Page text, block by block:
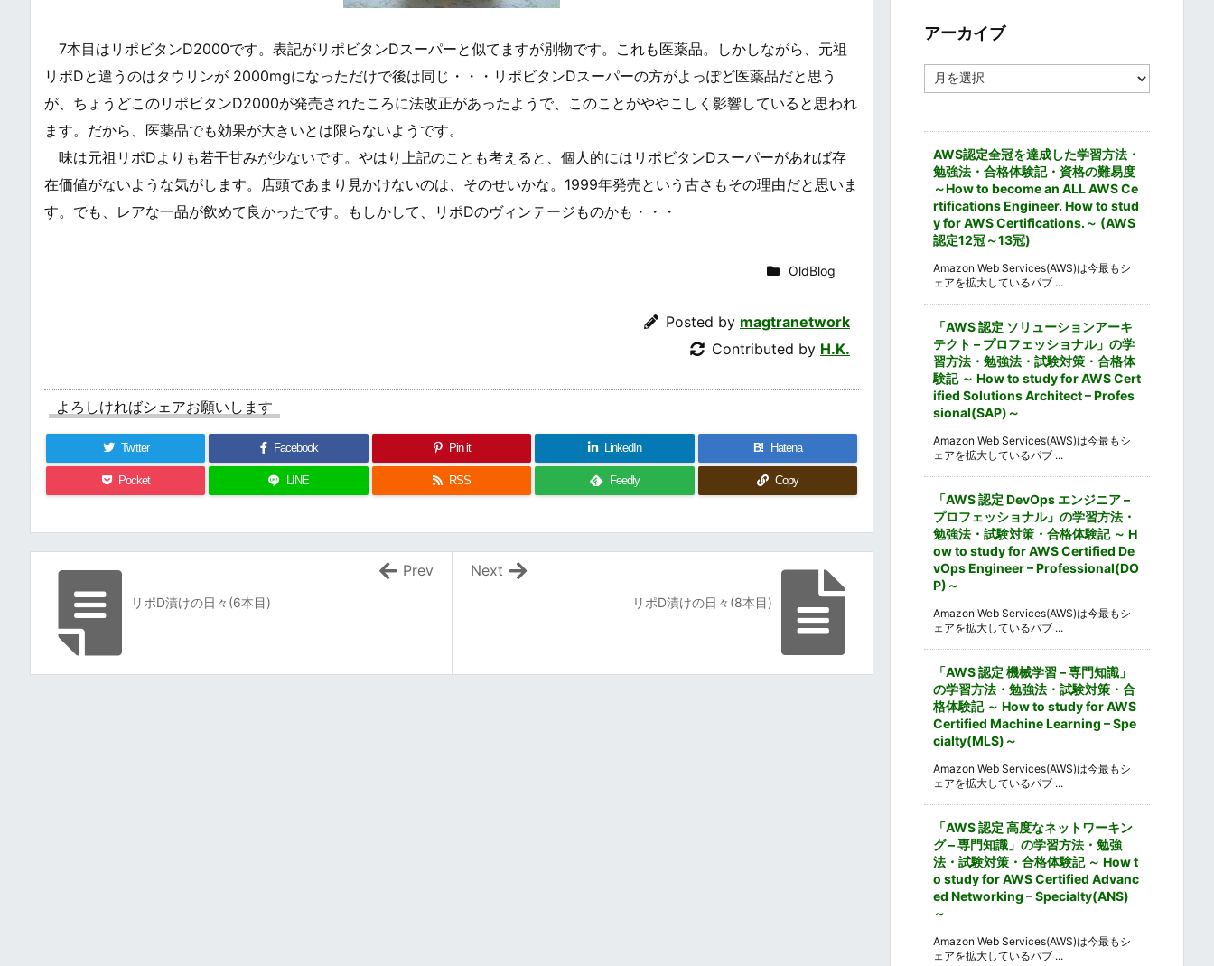
7本目はリポビタンD2000です。表記がリポビタンDスーパーと似てますが別物です。これも医薬品。しかしながら、元祖
リポDと違うのはタウリンが 2000mgになっただけで後は同じ・・・リポビタンDスーパーの方がよっぽど医薬品だと思う
が、ちょうどこのリポビタンD2000が発売されたころに法改正があったようで、このことがややこしく影響していると思われ
ます。だから、医薬品でも効果が大きいとは限らないようです。
味は元祖リポDよりも若干甘みが少ないです。やはり上記のことも考えると、個人的にはリポビタンDスーパーがあれば存
在価値がないような気がします。店頭であまり見かけないのは、そのせいかな。1999年発売という古さもその理由だと思いま
す。でも、レアな一品が飲めて良かったです。もしかして、リポDのヴィンテージものかも・・・
OldBlog
Posted by magtranetwork
Contributed by H.K.
よろしければシェアお願いします
Twitter Facebook Pin it LinkedIn B! Hatena
Pocket LINE RSS Feedly Copy
リポD漬けの日々(8本目)
Next
リポD漬けの日々(6本目)
Prev
ー
アーカイブ
ー
AWS認定全冠を達成した学習方法・
勉強法・合格体験記・資格の難易度
～How to become an ALL AWS Ce
rtifications Engineer. How to stud
y for AWS Certifications.～ (AWS
認定12冠～13冠)
Amazon Web Services(AWS)は今最もシ
ェアを拡大しているパブ ...
「AWS 認定 ソリューションアーキ
テクト – プロフェッショナル」の学
習方法・勉強法・試験対策・合格体
験記 ～ How to study for AWS Cert
ified Solutions Architect – Profes
sional(SAP)～
Amazon Web Services(AWS)は今最もシ
ェアを拡大しているパブ ...
「AWS 認定 DevOps エンジニア –
プロフェッショナル」の学習方法・
勉強法・試験対策・合格体験記 ～ H
ow to study for AWS Certified De
vOps Engineer – Professional(DO
P)～
Amazon Web Services(AWS)は今最もシ
ェアを拡大しているパブ ...
「AWS 認定 機械学習 – 専門知識」
の学習方法・勉強法・試験対策・合
格体験記 ～ How to study for AWS
Certified Machine Learning – Spe
cialty(MLS)～
Amazon Web Services(AWS)は今最もシ
ェアを拡大しているパブ ...
「AWS 認定 高度なネットワーキン
グ – 専門知識」の学習方法・勉強
法・試験対策・合格体験記 ～ How t
o study for AWS Certified Advanc
ed Networking – Specialty(ANS)
～
Amazon Web Services(AWS)は今最もシ
ェアを拡大しているパブ ...